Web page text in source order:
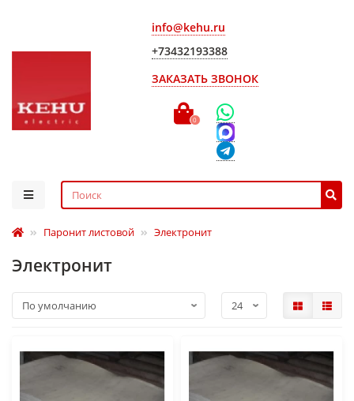
info@kehu.ru
+73432193388
ЗАКАЗАТЬ ЗВОНОК
0
Паронит листовой Электронит
Электронит